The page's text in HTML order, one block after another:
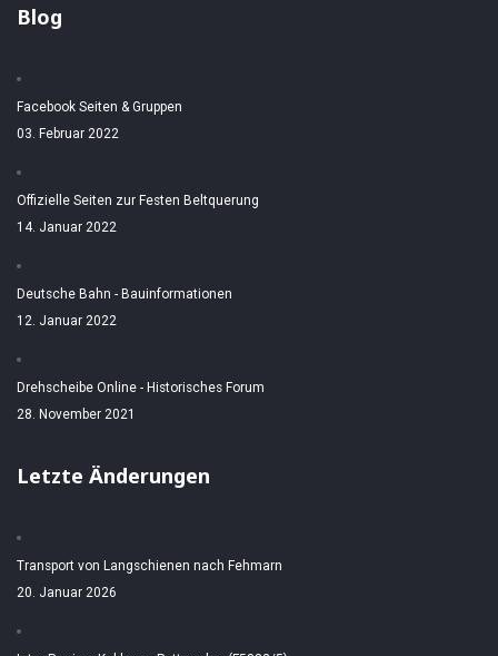
Blog
Facebook Seiten & Gruppen
03. Februar 2022
Offizielle Seiten zur Festen Beltquerung
14. Januar 2022
Deutsche Bahn - Bauinformationen
12. Januar 2022
Drehscheibe Online - Historisches Forum
28. November 2021
Letzte Änderungen
Transport von Langschienen nach Fehmarn
20. Januar 2026